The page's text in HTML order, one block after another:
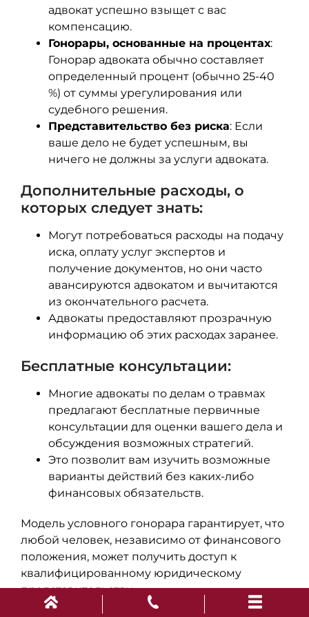
адвокат успешно взыщет с вас
компенсацию.
Гонорары, основанные на процентах:
Гонорар адвоката обычно составляет
определенный процент (обычно 25-40
%) от суммы урегулирования или
судебного решения.
Представительство без риска: Если
ваше дело не будет успешным, вы
ничего не должны за услуги адвоката.
Дополнительные расходы, о
которых следует знать:
Могут потребоваться расходы на подачу
иска, оплату услуг экспертов и
получение документов, но они часто
авансируются адвокатом и вычитаются
из окончательного расчета.
Адвокаты предоставляют прозрачную
информацию об этих расходах заранее.
Бесплатные консультации:
Многие адвокаты по делам о травмах
предлагают бесплатные первичные
консультации для оценки вашего дела и
обсуждения возможных стратегий.
Это позволит вам изучить возможные
варианты действий без каких-либо
финансовых обязательств.
Модель условного гонорара гарантирует, что
любой человек, независимо от финансового
положения, может получить доступ к
квалифицированному юридическому
представительству.